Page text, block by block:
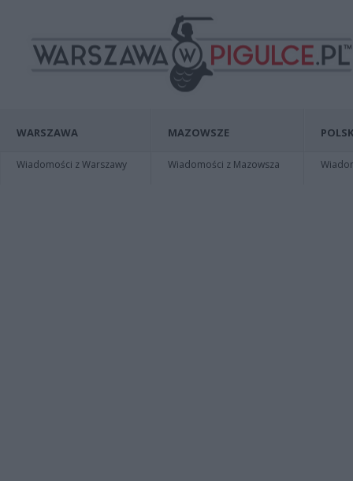
WARSZAWA
Wiadomości z Warszawy
MAZOWSZE
Wiadomości z Mazowsza